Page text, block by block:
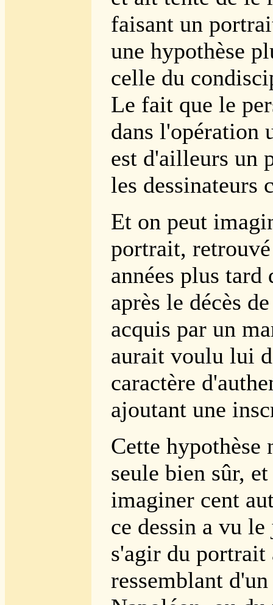
faisant un
une hypothèse
celle du
Le fait que le
dans l'opération
est d'ailleurs un
les dessinateurs
Et on peut
portrait,
années plus tard
après le décès
acquis par un
aurait voulu lui
caractère
ajoutant une
Cette hypothèse
seule bien sûr,
imaginer cent
ce dessin a vu
s'agir du portrait
ressemblant